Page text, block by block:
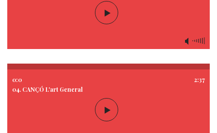
0:0
2:37
04. CANÇÓ L'art General